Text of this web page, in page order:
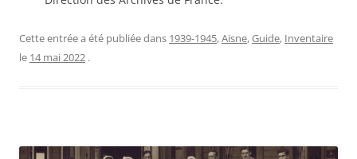
Cette entrée a été publiée dans 1939-1945,Aisne,Guide, Inventaire
le 14 mai 2022 .